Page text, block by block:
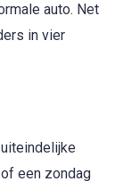
auto. Net
in vier
een zondag